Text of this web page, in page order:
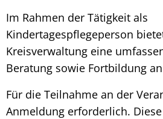
Im Rahmen der Tätigkeit als
Kindertagespflegeperson
Kreisverwaltung eine
Beratung sowie Fortbildung
Für die Teilnahme an der
Anmeldung erforderlich.